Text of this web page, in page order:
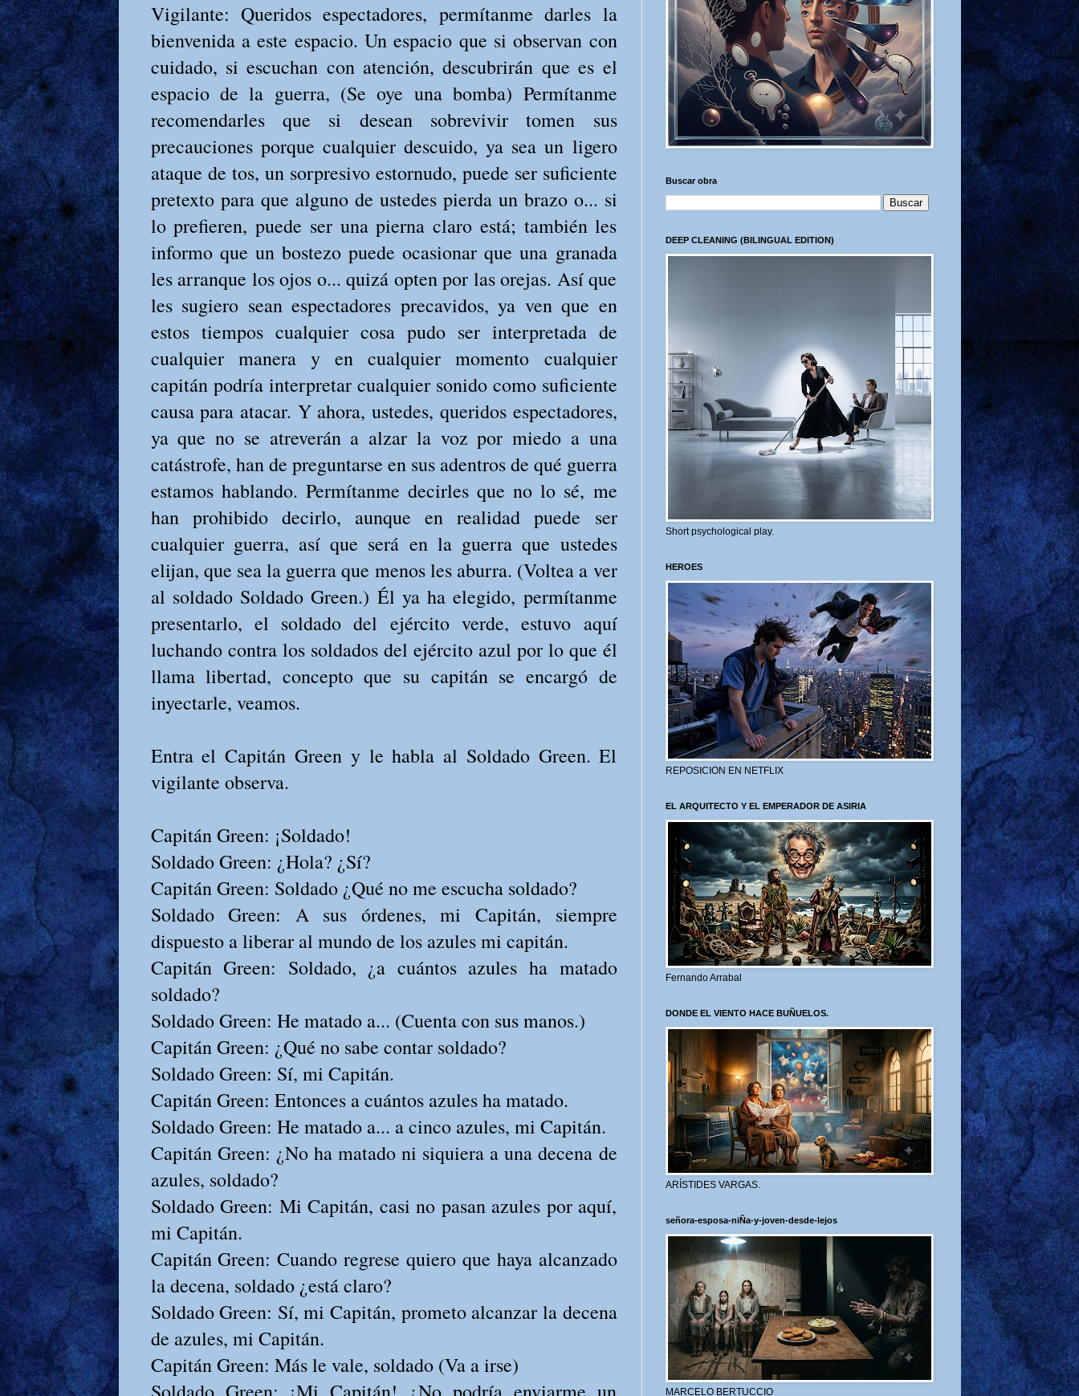
Vigilante: Queridos espectadores, permítanme darles la
bienvenida a este espacio. Un espacio que si observan con
cuidado, si escuchan con atención, descubrirán que es el
espacio de la guerra, (Se oye una bomba) Permítanme
recomendarles que si desean sobrevivir tomen sus
precauciones porque cualquier descuido, ya sea un ligero
ataque de tos, un sorpresivo estornudo, puede ser suficiente
pretexto para que alguno de ustedes pierda un brazo o... si
lo prefieren, puede ser una pierna claro está; también les
informo que un bostezo puede ocasionar que una granada
les arranque los ojos o... quizá opten por las orejas. Así que
les sugiero sean espectadores precavidos, ya ven que en
estos tiempos cualquier cosa pudo ser interpretada de
cualquier manera y en cualquier momento cualquier
capitán podría interpretar cualquier sonido como suficiente
causa para atacar. Y ahora, ustedes, queridos espectadores,
ya que no se atreverán a alzar la voz por miedo a una
catástrofe, han de preguntarse en sus adentros de qué guerra
estamos hablando. Permítanme decirles que no lo sé, me
han prohibido decirlo, aunque en realidad puede ser
cualquier guerra, así que será en la guerra que ustedes
elijan, que sea la guerra que menos les aburra. (Voltea a ver
al soldado Soldado Green.) Él ya ha elegido, permítanme
presentarlo, el soldado del ejército verde, estuvo aquí
luchando contra los soldados del ejército azul por lo que él
llama libertad, concepto que su capitán se encargó de
inyectarle, veamos.
Entra el Capitán Green y le habla al Soldado Green. El
vigilante observa.
Capitán Green: ¡Soldado!
Soldado Green: ¿Hola? ¿Sí?
Capitán Green: Soldado ¿Qué no me escucha soldado?
Soldado Green: A sus órdenes, mi Capitán, siempre
dispuesto a liberar al mundo de los azules mi capitán.
Capitán Green: Soldado, ¿a cuántos azules ha matado
soldado?
Soldado Green: He matado a... (Cuenta con sus manos.)
Capitán Green: ¿Qué no sabe contar soldado?
Soldado Green: Sí, mi Capitán.
Capitán Green: Entonces a cuántos azules ha matado.
Soldado Green: He matado a... a cinco azules, mi Capitán.
Capitán Green: ¿No ha matado ni siquiera a una decena de
azules, soldado?
Soldado Green: Mi Capitán, casi no pasan azules por aquí,
mi Capitán.
Capitán Green: Cuando regrese quiero que haya alcanzado
la decena, soldado ¿está claro?
Soldado Green: Sí, mi Capitán, prometo alcanzar la decena
de azules, mi Capitán.
Capitán Green: Más le vale, soldado (Va a irse)
Buscar obra
DEEP CLEANING (BILINGUAL EDITION)
Short psychological play.
HEROES
REPOSICION EN NETFLIX
EL ARQUITECTO Y EL EMPERADOR DE ASIRIA
Fernando Arrabal
DONDE EL VIENTO HACE BUÑUELOS.
ARÍSTIDES VARGAS.
señora-esposa-niÑa-y-joven-desde-lejos
MARCELO BERTUCCIO